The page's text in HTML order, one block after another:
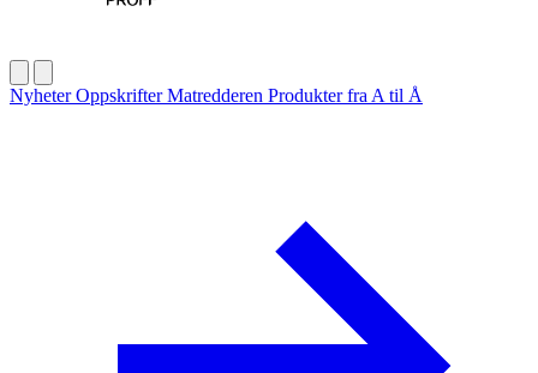
NyheterOppskrifterMatredderen Produkter fra A til Å